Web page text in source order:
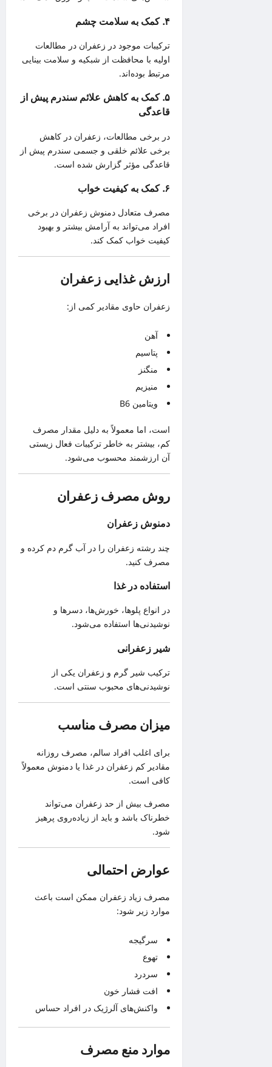
۴. کمک به سلامت چشم
ترکیبات موجود در زعفران در مطالعات
اولیه با محافظت از شبکیه و سلامت بینایی
مرتبط بوده‌اند.
۵. کمک به کاهش علائم سندرم پیش از
قاعدگی
در برخی مطالعات، زعفران در کاهش
برخی علائم خلقی و جسمی سندرم پیش از
قاعدگی مؤثر گزارش شده است.
۶. کمک به کیفیت خواب
مصرف متعادل دمنوش زعفران در برخی
افراد می‌تواند به آرامش بیشتر و بهبود
کیفیت خواب کمک کند.
ارزش غذایی زعفران
زعفران حاوی مقادیر کمی از:
آهن
پتاسیم
منگنز
منیزیم
ویتامین B6
است، اما معمولاً به دلیل مقدار مصرف
کم، بیشتر به خاطر ترکیبات فعال زیستی
آن ارزشمند محسوب می‌شود.
روش مصرف زعفران
دمنوش زعفران
چند رشته زعفران را در آب گرم دم کرده و
مصرف کنید.
استفاده در غذا
در انواع پلوها، خورش‌ها، دسرها و
نوشیدنی‌ها استفاده می‌شود.
شیر زعفرانی
ترکیب شیر گرم و زعفران یکی از
نوشیدنی‌های محبوب سنتی است.
میزان مصرف مناسب
برای اغلب افراد سالم، مصرف روزانه
مقادیر کم زعفران در غذا یا دمنوش معمولاً
کافی است.
مصرف بیش از حد زعفران می‌تواند
خطرناک باشد و باید از زیاده‌روی پرهیز
شود.
عوارض احتمالی
مصرف زیاد زعفران ممکن است باعث
موارد زیر شود:
سرگیجه
تهوع
سردرد
افت فشار خون
واکنش‌های آلرژیک در افراد حساس
موارد منع مصرف